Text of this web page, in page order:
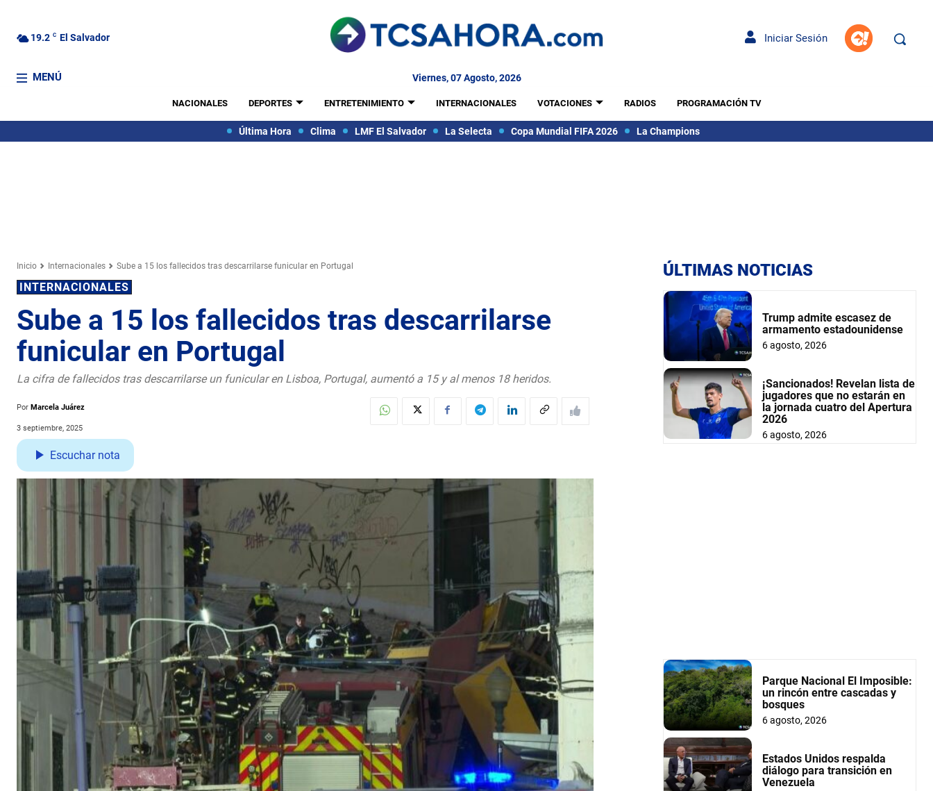
19.2 C El Salvador Iniciar Sesión
MENÚ Viernes, 07 Agosto, 2026
NACIONALES DEPORTES ENTRETENIMIENTO INTERNACIONALES VOTACIONES RADIOS PROGRAMACIÓN TV
Última Hora Clima LMF El Salvador La Selecta Copa Mundial FIFA 2026 La Champions
Inicio Internacionales Sube a 15 los fallecidos tras descarrilarse funicular en Portugal
INTERNACIONALES
Sube a 15 los fallecidos tras descarrilarse
funicular en Portugal
La cifra de fallecidos tras descarrilarse un funicular en Lisboa, Portugal, aumentó a 15 y al menos 18 heridos.
Por Marcela Juárez
3 septiembre, 2025
Escuchar nota
ÚLTIMAS NOTICIAS
Trump admite escasez de
armamento estadounidense
6 agosto, 2026
¡Sancionados! Revelan lista de
jugadores que no estarán en
la jornada cuatro del Apertura
2026
6 agosto, 2026
Parque Nacional El Imposible:
un rincón entre cascadas y
bosques
6 agosto, 2026
Estados Unidos respalda
diálogo para transición en
Venezuela